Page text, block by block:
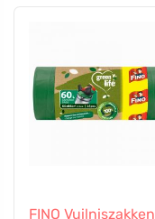
FINO Vuilniszakken